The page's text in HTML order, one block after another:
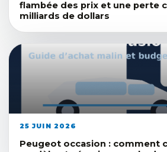
flambée des prix et une perte
milliards de dollars
25 JUIN 2026
Peugeot occasion : comment